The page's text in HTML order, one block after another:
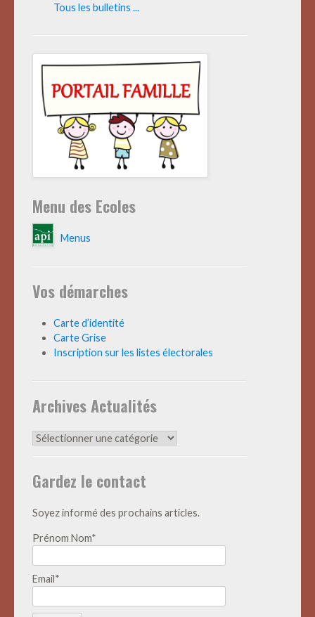
Tous les bulletins ...
Menu des Ecoles
Menus
Vos démarches
Carte d’identité
Carte Grise
Inscription sur les listes électorales
Archives Actualités
Archives
Gardez le contact
Soyez informé des prochains articles.
Prénom Nom*
Email*